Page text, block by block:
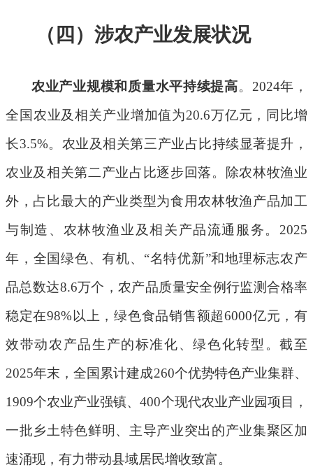
（四）涉农产业发展状况
农业产业规模和质量水平持续提高。 2024年，
全国农业及相关产业增加值为20.6万亿元，同比增
长3.5%。农业及相关第三产业占比持续显著提升，
农业及相关第二产业占比逐步回落。除农林牧渔业
外，占比最大的产业类型为食用农林牧渔产品加工
与制造、农林牧渔业及相关产品流通服务。 2025
年，全国绿色、有机、 “名特优新”和地理标志农产
品总数达8.6万个，农产品质量安全例行监测合格率
稳定在98%以上，绿色食品销售额超6000亿元，有
效带动农产品生产的标准化、绿色化转型。截至
2025年末，全国累计建成260个优势特色产业集群、
1909个农业产业强镇、400个现代农业产业园项目，
一批乡土特色鲜明、主导产业突出的产业集聚区加
速涌现，有力带动县域居民增收致富。